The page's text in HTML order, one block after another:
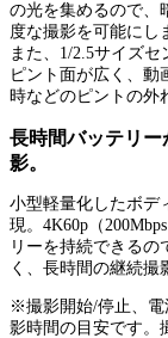
の光を集めるので、
度な撮影を可能にし
また、1/2.5サイズセ
ピント面が広く、動
時などのピントの外
長時間バッテリ
影。
小型軽量化したボデ
現。4K60p（
リーを持続できるの
く、長時間の継続撮
※撮影開始/停止、電
影時間の目安です。